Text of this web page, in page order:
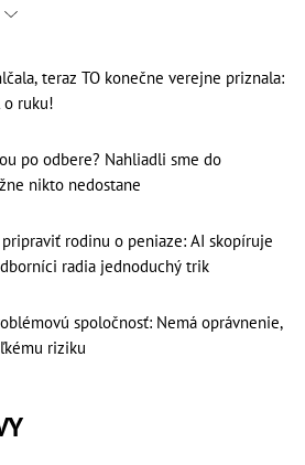
teraz TO konečne verejne priznala:
o ruku!
po odbere? Nahliadli sme do
nikto nedostane
rodinu o peniaze: AI skopíruje
radia jednoduchý trik
spoločnosť: Nemá oprávnenie,
riziku